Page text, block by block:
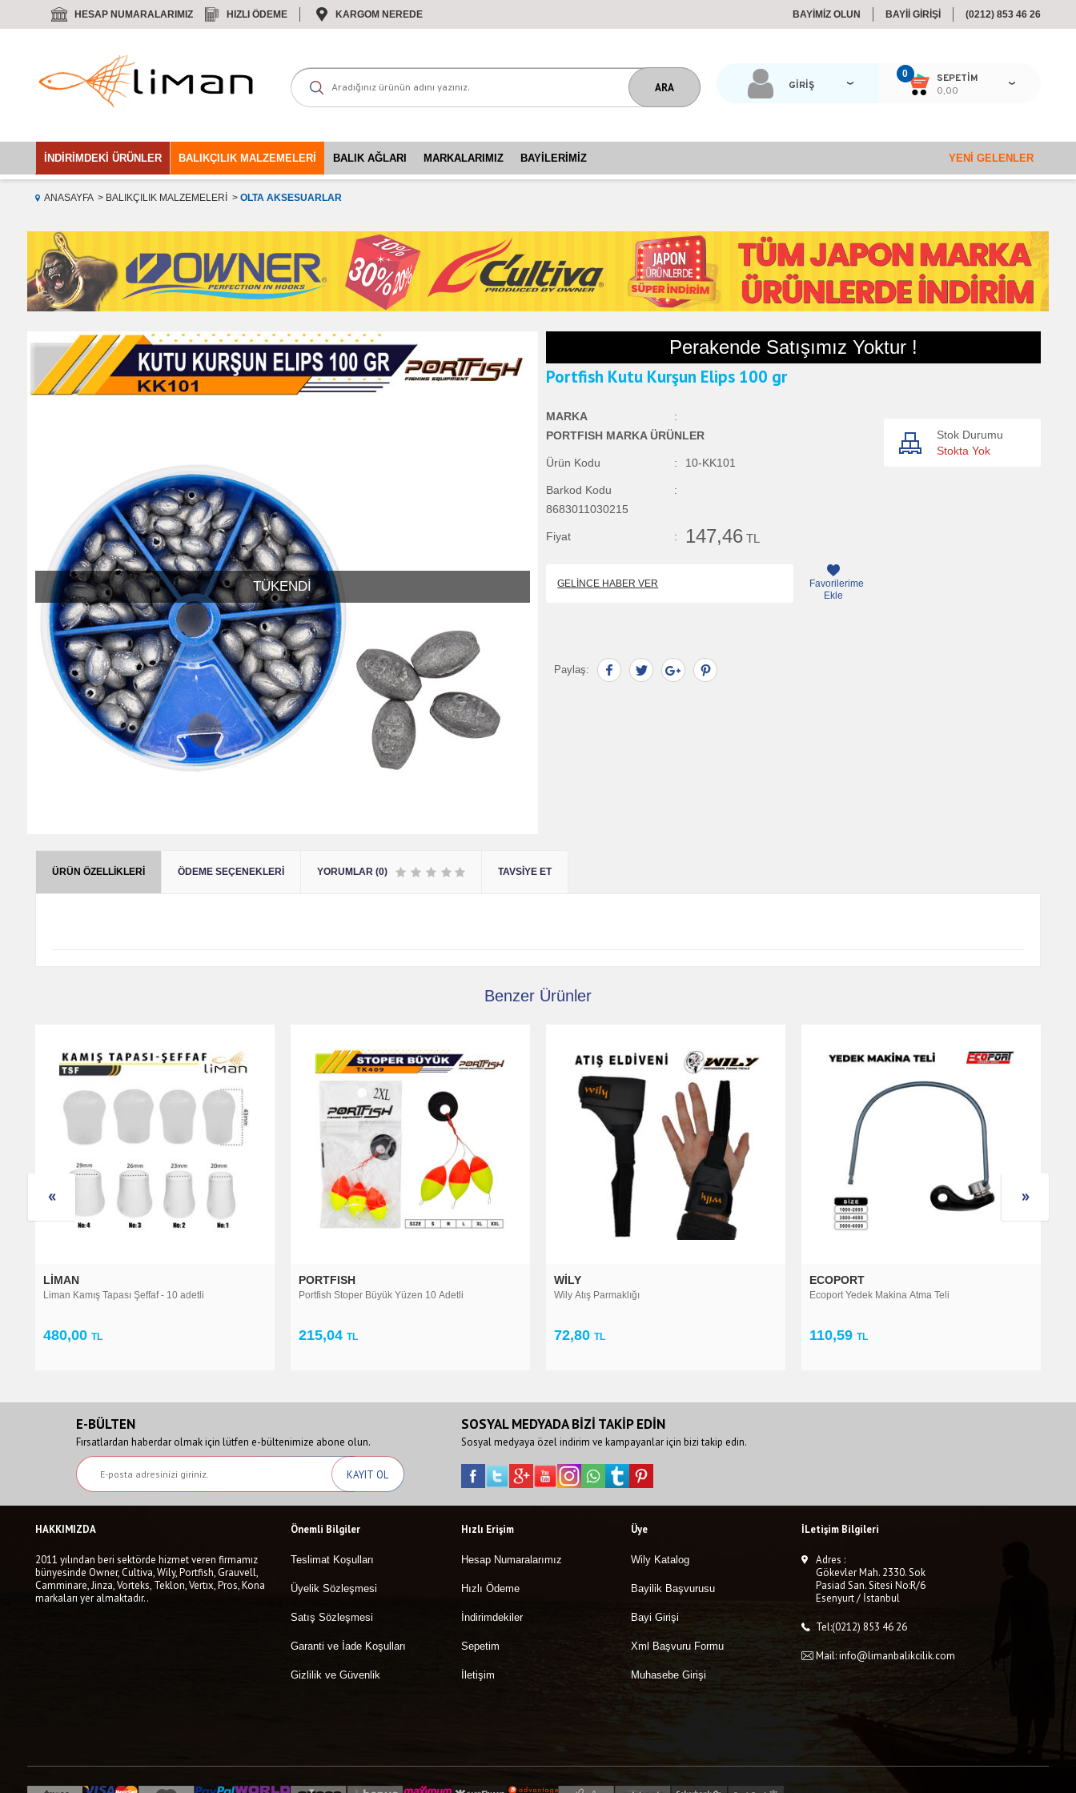
HESAP NUMARALARIMIZ HIZLI ÖDEME KARGOM NEREDE BAYİMİZ OLUN BAYİİ GİRİŞİ (0212) 853 46 26
0
SEPETIM
0,00
GİRİŞ
İNDIRIMDEKI ÜRÜNLER BALIKÇILIK MALZEMELERI BALIK AĞLARI MARKALARIMIZ BAYILERIMIZ YENI GELENLER
ANASAYFA BALIKÇILIK MALZEMELERI OLTA AKSESUARLAR
TÜKENDI
Perakende Satışımız Yoktur !
Portfish Kutu Kurşun Elips 100 gr
MARKA
:
PORTFISH MARKA ÜRÜNLER
Ürün Kodu : 10-KK101
Barkod Kodu
:
8683011030215
Fiyat : 147,46TL
Stok Durumu
Stokta Yok
GELINCE HABER VER
Favorilerime
Ekle
Paylaş:
ÜRÜN ÖZELLIKLERI ÖDEME SEÇENEKLERI YORUMLAR (0) TAVSIYE ET
Benzer Ürünler
Portfish Stoper Büyük Yüzen 10 Adetli Wily Atış Parmaklığı Liman Silikon Boncuk Elips 100 ad
E-BÜLTEN
Fırsatlardan haberdar olmak için lütfen e-bültenimize abone olun.
SOSYAL MEDYADA BİZİ TAKİP EDİN
Sosyal medyaya özel indirim ve kampayanlar için bizi takip edin.
HAKKIMIZDA
2011 yılından beri sektörde hizmet veren firmamız
bünyesinde Owner, Cultiva, Wily, Portfish, Grauvell,
Camminare, Jinza, Vorteks, Teklon, Vertıx, Pros, Kona
markaları yer almaktadır..
Önemli Bilgiler
Teslimat Koşulları
Üyelik Sözleşmesi
Satış Sözleşmesi
Garanti ve İade Koşulları
Gizlilik ve Güvenlik
Hızlı Erişim
Hesap Numaralarımız
Hızlı Ödeme
İndirimdekiler
Sepetim
İletişim
Üye
Wily Katalog
Bayilik Başvurusu
Bayi Girişi
Xml Başvuru Formu
Muhasebe Girişi
İLetişim Bilgileri
Adres :
Gökevler Mah. 2330. Sok
Pasiad San. Sitesi No:R/6
Esenyurt / İstanbul
Tel:(0212) 853 46 26
Mail: info@limanbalikcilik.com